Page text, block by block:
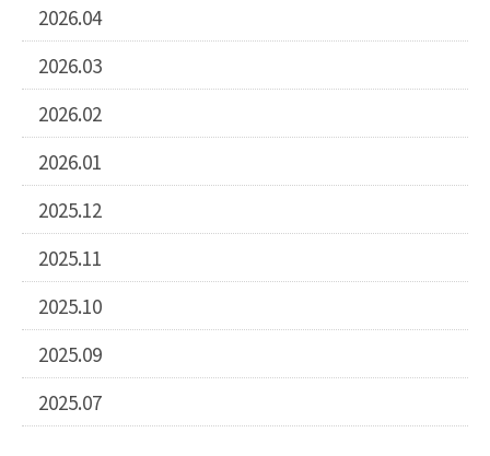
2026.04
2026.03
2026.02
2026.01
2025.12
2025.11
2025.10
2025.09
2025.07